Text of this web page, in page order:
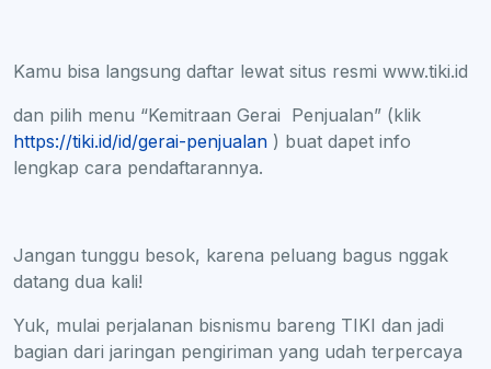
Kamu bisa langsung daftar lewat situs resmi www.tiki.id
dan pilih menu “Kemitraan Gerai Penjualan” (klik
https://tiki.id/id/gerai-penjualan ) buat dapet info
lengkap cara pendaftarannya.
Jangan tunggu besok, karena peluang bagus nggak
datang dua kali!
Yuk, mulai perjalanan bisnismu bareng TIKI dan jadi
bagian dari jaringan pengiriman yang udah terpercaya